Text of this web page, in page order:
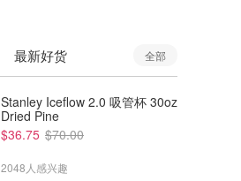
最新好货 全部
Stanley Iceflow 2.0 吸管杯 30oz
Dried Pine
$36.75 $70.00
2048人感兴趣